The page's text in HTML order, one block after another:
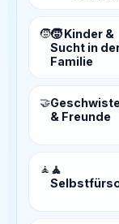
🧒🧒 Kinder &
Sucht in
Familie
🤝
& Freunde
🧘 🧘